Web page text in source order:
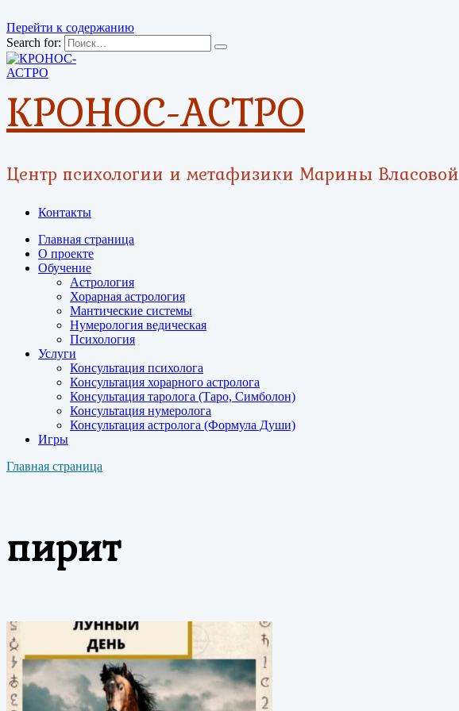
Перейти к содержанию
Search for:
КРОНОС-АСТРО
Центр психологии и метафизики Марины Власовой
Контакты
Главная страница
О проекте
Обучение
Астрология
Хорарная астрология
Мантические системы
Нумерология ведическая
Психология
Услуги
Консультация психолога
Консультация хорарного астролога
Консультация таролога (Таро, Симболон)
Консультация нумеролога
Консультация астролога (Формула Души)
Игры
Главная страница
пирит